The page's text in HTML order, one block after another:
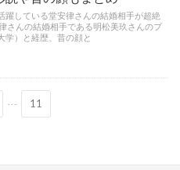
躍している堂安律さんの結婚相手が超絶
さんの結婚相手である明松美玖さんのプ
学）と経歴、昔の顔と
11